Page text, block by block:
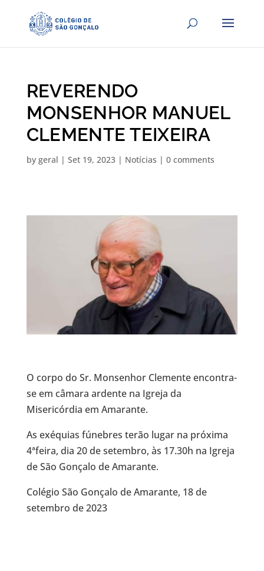
REVERENDO
MONSENHOR MANUEL
CLEMENTE TEIXEIRA
by geral | Set 19, 2023| Notícias | 0 comments
O corpo do Sr. Monsenhor Clemente encontra-
se em câmara ardente na Igreja da
Misericórdia em Amarante.
As exéquias fúnebres terão lugar na próxima
4ªfeira, dia 20 de setembro, às 17.30h na Igreja
de São Gonçalo de Amarante.
Colégio São Gonçalo de Amarante, 18 de
setembro de 2023